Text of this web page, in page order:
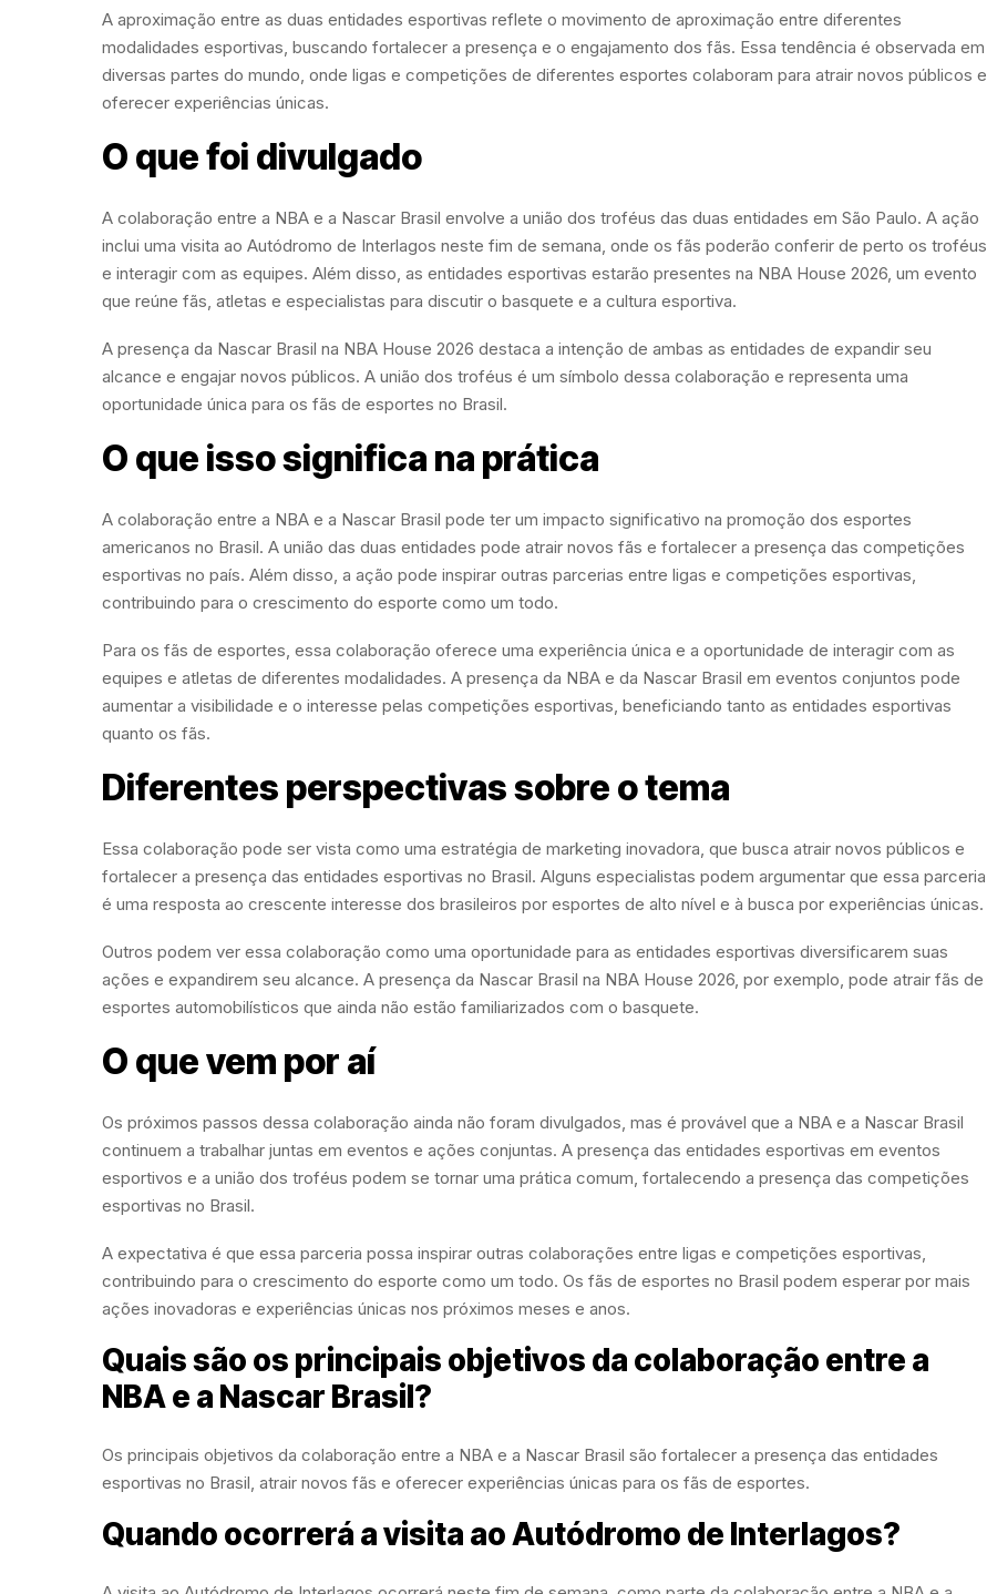
A aproximação entre as duas entidades esportivas reflete o movimento de aproximação entre diferentes
modalidades esportivas, buscando fortalecer a presença e o engajamento dos fãs. Essa tendência é observada em
diversas partes do mundo, onde ligas e competições de diferentes esportes colaboram para atrair novos públicos e
oferecer experiências únicas.
O que foi divulgado
A colaboração entre a NBA e a Nascar Brasil envolve a união dos troféus das duas entidades em São Paulo. A ação
inclui uma visita ao Autódromo de Interlagos neste fim de semana, onde os fãs poderão conferir de perto os troféus
e interagir com as equipes. Além disso, as entidades esportivas estarão presentes na NBA House 2026, um evento
que reúne fãs, atletas e especialistas para discutir o basquete e a cultura esportiva.
A presença da Nascar Brasil na NBA House 2026 destaca a intenção de ambas as entidades de expandir seu
alcance e engajar novos públicos. A união dos troféus é um símbolo dessa colaboração e representa uma
oportunidade única para os fãs de esportes no Brasil.
O que isso significa na prática
A colaboração entre a NBA e a Nascar Brasil pode ter um impacto significativo na promoção dos esportes
americanos no Brasil. A união das duas entidades pode atrair novos fãs e fortalecer a presença das competições
esportivas no país. Além disso, a ação pode inspirar outras parcerias entre ligas e competições esportivas,
contribuindo para o crescimento do esporte como um todo.
Para os fãs de esportes, essa colaboração oferece uma experiência única e a oportunidade de interagir com as
equipes e atletas de diferentes modalidades. A presença da NBA e da Nascar Brasil em eventos conjuntos pode
aumentar a visibilidade e o interesse pelas competições esportivas, beneficiando tanto as entidades esportivas
quanto os fãs.
Diferentes perspectivas sobre o tema
Essa colaboração pode ser vista como uma estratégia de marketing inovadora, que busca atrair novos públicos e
fortalecer a presença das entidades esportivas no Brasil. Alguns especialistas podem argumentar que essa parceria
é uma resposta ao crescente interesse dos brasileiros por esportes de alto nível e à busca por experiências únicas.
Outros podem ver essa colaboração como uma oportunidade para as entidades esportivas diversificarem suas
ações e expandirem seu alcance. A presença da Nascar Brasil na NBA House 2026, por exemplo, pode atrair fãs de
esportes automobilísticos que ainda não estão familiarizados com o basquete.
O que vem por aí
Os próximos passos dessa colaboração ainda não foram divulgados, mas é provável que a NBA e a Nascar Brasil
continuem a trabalhar juntas em eventos e ações conjuntas. A presença das entidades esportivas em eventos
esportivos e a união dos troféus podem se tornar uma prática comum, fortalecendo a presença das competições
esportivas no Brasil.
A expectativa é que essa parceria possa inspirar outras colaborações entre ligas e competições esportivas,
contribuindo para o crescimento do esporte como um todo. Os fãs de esportes no Brasil podem esperar por mais
ações inovadoras e experiências únicas nos próximos meses e anos.
Quais são os principais objetivos da colaboração entre a
NBA e a Nascar Brasil?
Os principais objetivos da colaboração entre a NBA e a Nascar Brasil são fortalecer a presença das entidades
esportivas no Brasil, atrair novos fãs e oferecer experiências únicas para os fãs de esportes.
Quando ocorrerá a visita ao Autódromo de Interlagos?